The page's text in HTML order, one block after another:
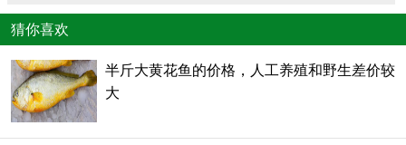
猜你喜欢
半斤大黄花鱼的价格，人工养殖和野生差价较
大